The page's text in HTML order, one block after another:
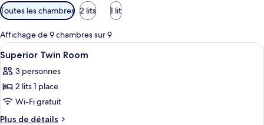
Filtres
disponibles
pour
les
chambres
Toutes les chambres 2 lits 1 lit
Affichage de 9 chambres sur 9
Afficher
toutes
les
photos
pour
ce
Une chambre d’hôtel avec deux lits,
10
Superior Twin Room
3 personnes
2 lits 1 place
Wi-Fi gratuit
Plus de détails
Plus